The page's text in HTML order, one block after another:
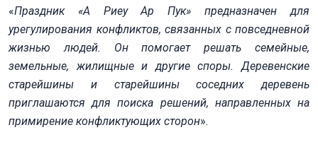
«Праздник «А Риеу Ар Пук» предназначен для
урегулирования конфликтов, связанных с повседневной
жизнью людей. Он помогает решать семейные,
земельные, жилищные и другие споры. Деревенские
старейшины и старейшины соседних деревень
приглашаются для поиска решений, направленных на
примирение конфликтующих сторон».